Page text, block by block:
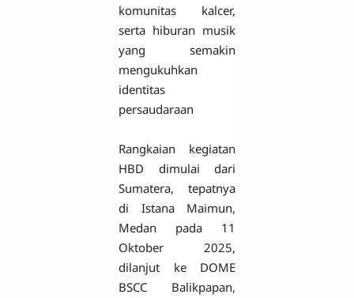
komunitas kalcer,
serta hiburan musik
yang semakin
mengukuhkan
identitas
persaudaraan
Rangkaian kegiatan
HBD dimulai dari
Sumatera, tepatnya
di Istana Maimun,
Medan pada 11
Oktober 2025,
dilanjut ke DOME
BSCC Balikpapan,